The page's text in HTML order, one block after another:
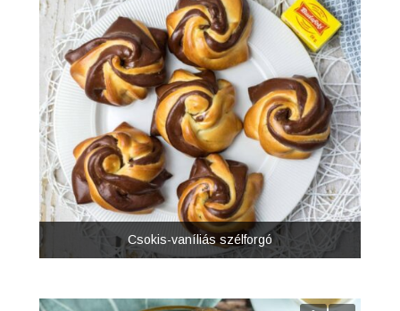
Csokis-vaníliás szélforgó